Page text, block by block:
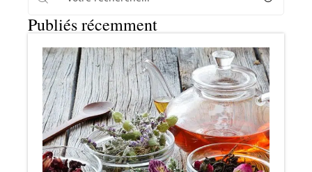
Publiés récemment